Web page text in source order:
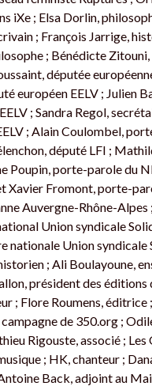
iXe ; Elsa Dorlin,
; François Jarrige,
; Bénédicte Zitouni,
députée
européen EELV ; Julien
; Sandra Regol,
; Alain Coulombel,
député LFI ;
Poupin, porte-parole du
Xavier Fromont, porte-
Auvergne-Rhône-Alpes
Union syndicale
nationale Union syndicale
; Ali Boulayoune,
président des éditions
; Flore Roumens, éditrice
de 350.org ;
Rigouste, associé ; Les
; HK, chanteur ;
Back, adjoint au